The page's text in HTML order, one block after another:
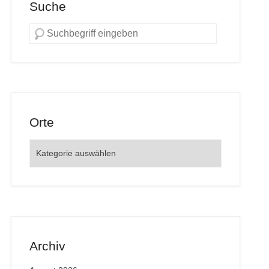
Suche
Orte
Archiv